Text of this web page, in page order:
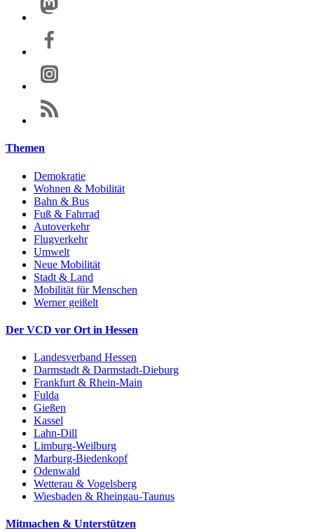
Themen
Demokratie
Wohnen & Mobilität
Bahn & Bus
Fuß & Fahrrad
Autoverkehr
Flugverkehr
Umwelt
Neue Mobilität
Stadt & Land
Mobilität für Menschen
Werner geißelt
Der VCD vor Ort in Hessen
Landesverband Hessen
Darmstadt & Darmstadt-Dieburg
Frankfurt & Rhein-Main
Fulda
Gießen
Kassel
Lahn-Dill
Limburg-Weilburg
Marburg-Biedenkopf
Odenwald
Wetterau & Vogelsberg
Wiesbaden & Rheingau-Taunus
Mitmachen & Unterstützen